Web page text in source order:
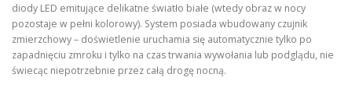
diody LED emitujące delikatne światło białe (wtedy obraz w nocy
pozostaje w pełni kolorowy). System posiada wbudowany czujnik
zmierzchowy – doświetlenie uruchamia się automatycznie tylko po
zapadnięciu zmroku i tylko na czas trwania wywołania lub podglądu, nie
świecąc niepotrzebnie przez całą drogę nocną.